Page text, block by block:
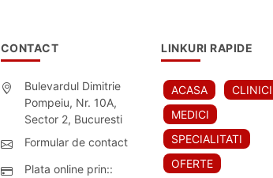
CONTACT
Bulevardul Dimitrie
Pompeiu, Nr. 10A,
Sector 2, Bucuresti
Formular de contact
Plata online prin::
LINKURI RAPIDE
ACASA
CLINICI
MEDICI
SPECIALITATI
OFERTE